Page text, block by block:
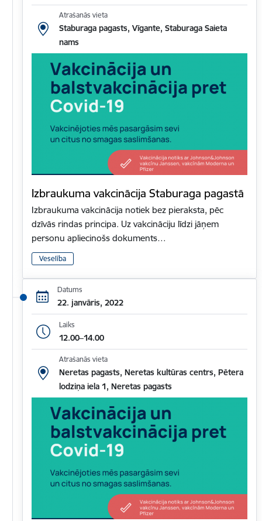
Atrašanās vieta
Staburaga pagasts, Vīgante, Staburaga Saieta
nams
Izbraukuma vakcinācija Staburaga pagastā
Izbraukuma vakcinācija notiek bez pieraksta, pēc
dzīvās rindas principa. Uz vakcināciju līdzi jāņem
personu apliecinošs dokuments…
Veselība
Datums
22. janvāris, 2022
Laiks
12.00–14.00
Atrašanās vieta
Neretas pagasts, Neretas kultūras centrs, Pētera
lodziņa iela 1, Neretas pagasts